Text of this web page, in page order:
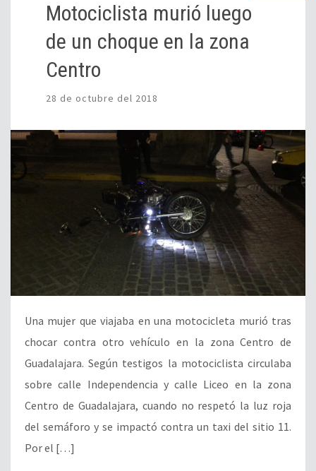
Motociclista murió luego
de un choque en la zona
Centro
28 de octubre del 2018
Una mujer que viajaba en una motocicleta murió tras
chocar contra otro vehículo en la zona Centro de
Guadalajara. Según testigos la motociclista circulaba
sobre calle Independencia y calle Liceo en la zona
Centro de Guadalajara, cuando no respetó la luz roja
del semáforo y se impactó contra un taxi del sitio 11.
Por el […]